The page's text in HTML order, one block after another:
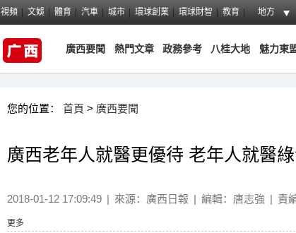
視頻 文娛 體育 汽車 城市 環球創業 環球財智 教育 地方
廣西要聞 熱門文章 政務參考 八桂大地 魅力東
您的位置： 首頁 > 廣西要聞
廣西老年人就醫更優待 老年人就醫
2018-01-12 17:09:49 | 來源： 廣西日報 | 編輯：唐志強 | 責
更多